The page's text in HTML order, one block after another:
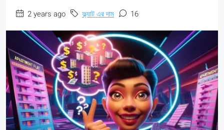
2 years ago ফ্ল্যাট এর দাম 16